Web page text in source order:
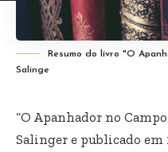
Resumo do livro "O
Salinge
“O Apanhador no
Salinger e publicado em